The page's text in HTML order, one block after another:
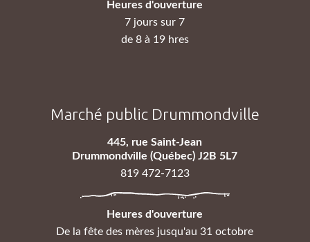
Heures d'ouverture
7 jours sur 7
de 8 à 19 hres
Marché public Drummondville
445, rue Saint-Jean
Drummondville (Québec) J2B 5L7
819 472-7123
Heures d'ouverture
De la fête des mères jusqu'au 31 octobre